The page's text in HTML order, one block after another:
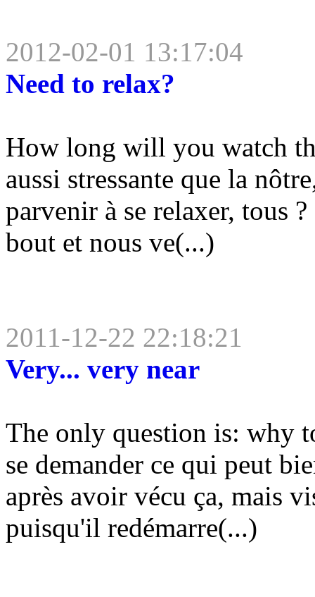
2012-02-01 13:17:04
Need to relax?
How long will you watch
aussi stressante que la
parvenir à se relaxer, tous
bout et nous ve(...)
2011-12-22 22:18:21
Very... very near
The only question is: why
se demander ce qui peut
après avoir vécu ça, mais
puisqu'il redémarre(...)